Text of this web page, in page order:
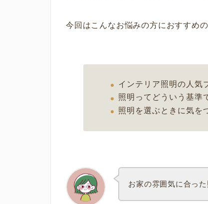
今回はこんなお悩みの方におすすめの
インテリア照明の人気
照明ってどういう基準
照明を選ぶときに気を
お家の雰囲気に合っ